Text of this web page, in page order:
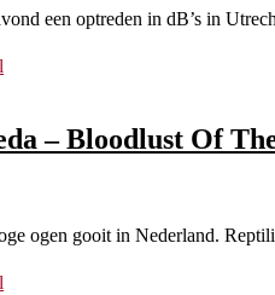
een optreden in dB’s in
– Bloodlust Of
ogen gooit in Nederland.